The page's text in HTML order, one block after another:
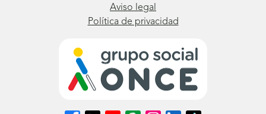
Aviso legal
Política de privacidad